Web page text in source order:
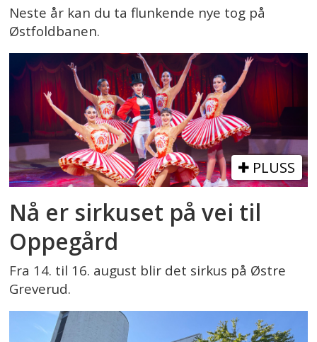
Neste år kan du ta flunkende nye tog på
Østfoldbanen.
PLUSS
Nå er sirkuset på vei til
Oppegård
Fra 14. til 16. august blir det sirkus på Østre
Greverud.